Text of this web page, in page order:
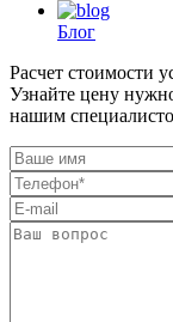
Блог
Расчет стоимости
Узнайте цену
нашим